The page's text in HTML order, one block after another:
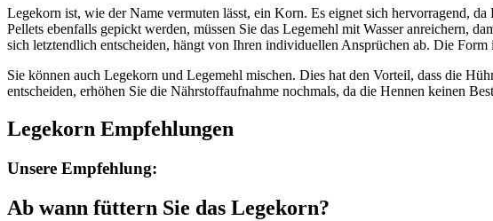
Legekorn ist, wie der Name vermuten lässt, ein Korn. Es eignet sich hervorragend,
Pellets ebenfalls gepickt werden, müssen Sie das Legemehl mit Wasser anreichern,
sich letztendlich entscheiden, hängt von Ihren individuellen Ansprüchen ab. Die
Sie können auch Legekorn und Legemehl mischen. Dies hat den Vorteil, dass die
entscheiden, erhöhen Sie die Nährstoffaufnahme nochmals, da die Hennen keinen
Legekorn Empfehlungen
Unsere Empfehlung:
Ab wann füttern Sie das Legekorn?